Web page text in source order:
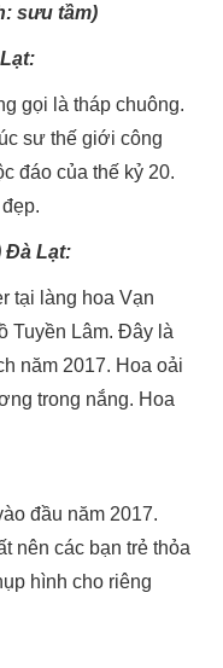
sưu tầm)
gọi là tháp chuông.
sư thế giới công
đáo của thế kỷ 20.
Đà Lạt:
tại làng hoa Vạn
Tuyền Lâm. Đây là
năm 2017. Hoa oải
trong nắng. Hoa
đầu năm 2017.
nên các bạn trẻ thỏa
hình cho riêng